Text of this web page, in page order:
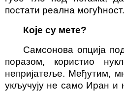
постати реална
Које су мете?
Самсонова опција
поразом, користио
непријатеље. Међутим,
укључују не само Иран и